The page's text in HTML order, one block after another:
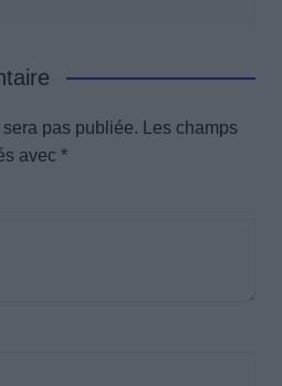
pas publiée.
Les champs
avec *